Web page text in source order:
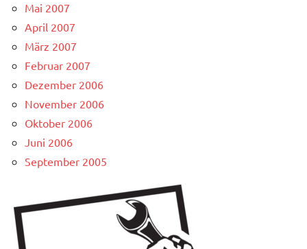
Mai 2007
April 2007
März 2007
Februar 2007
Dezember 2006
November 2006
Oktober 2006
Juni 2006
September 2005